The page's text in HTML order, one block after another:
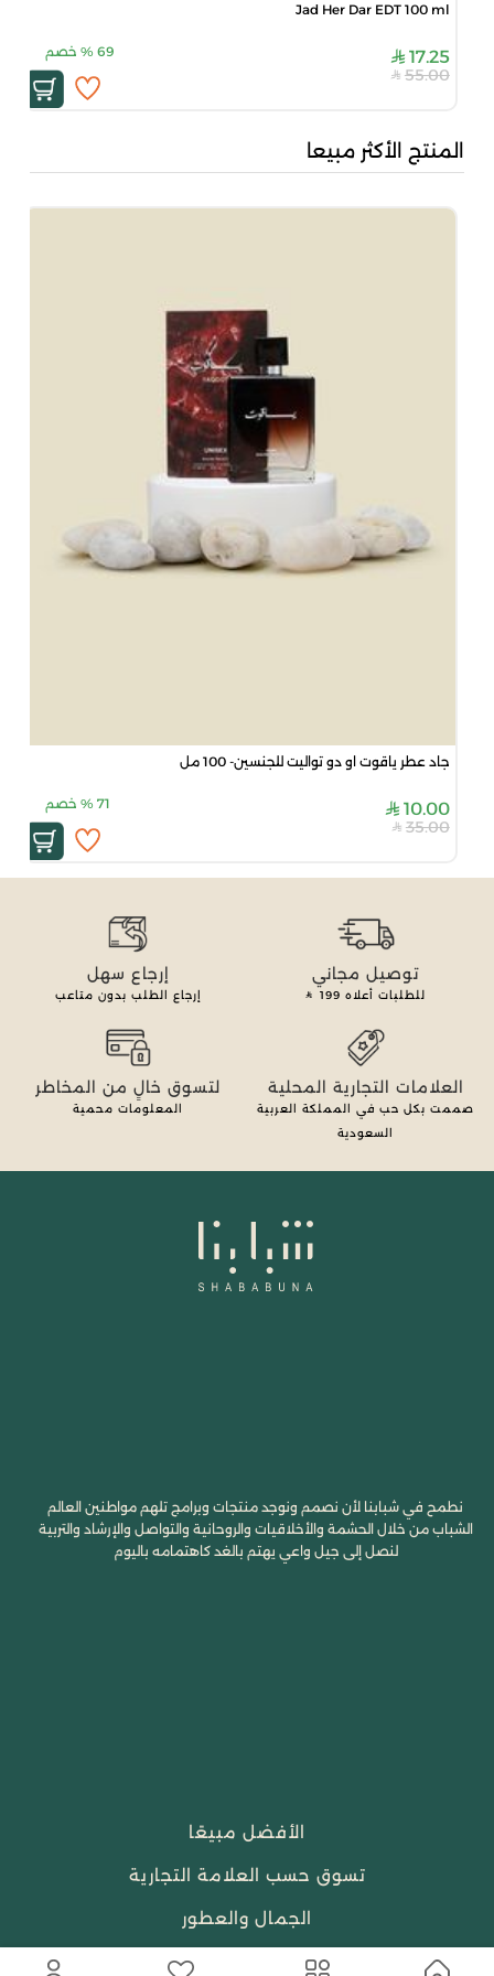
Jad Her Dar EDT 100 ml
17.25
69
% خصم
55.00
المنتج الأكثر مبيعا
جاد عطر ياقوت او دو تواليت للجنسين- 100 مل
10.00
71
% خصم
35.00
توصيل مجاني
للطلبات أعلاه 199
إرجاع سهل
إرجاع الطلب بدون متاعب
العلامات التجارية المحلية
صممت بكل حب في المملكة العربية
السعودية
لتسوق خالٍ من المخاطر
المعلومات محمية
نطمح في شبابنا لأن نصمم ونوجد منتجات وبرامج تلهم مواطنين العالم
الشباب من خلال الحشمة والأخلاقيات والروحانية والتواصل والإرشاد والتربية
لنصل إلى جيل واعي يهتم بالغد كاهتمامه باليوم
الأفضل مبيعًا
تسوق حسب العلامة التجارية
الجمال والعطور
احتياجات العبادة